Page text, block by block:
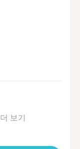
더 보기